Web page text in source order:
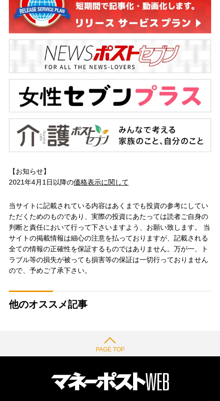
【お知らせ】
2021年4月1日以降の価格表示に関して
当サイトに記載されている内容はあくまでも投資の参考にしてい
ただくためのものであり、実際の投資にあたっては読者ご自身の
判断と責任において行って下さいますよう、お願い致します。 当
サイトの掲載情報は細心の注意を払っておりますが、記載される
全ての情報の正確性を保証するものではありません。万が一、ト
ラブル等の損失が被っても損害等の保証は一切行っておりません
ので、予めご了承下さい。
他のオススメ記事
PAGE TOP